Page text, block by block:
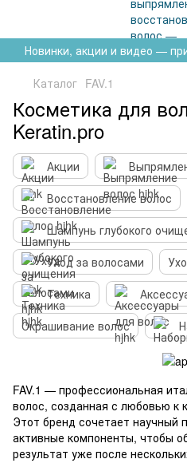
Новинки, акции и видео —
Каталог FAV.1
Косметика для
Keratin.pro
Акции
Восстановление волос
Шампунь глубокого
Уход за волосами
Техника
Окрашивание волос
FAV.1 — профессиональная
волос, созданная с любовью к
Этот бренд сочетает научный
активные компоненты, чтобы
результат уже после